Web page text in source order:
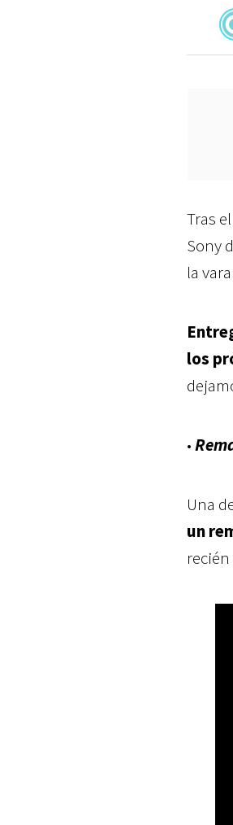
Tras el
Sony
la
los
•
Una
un